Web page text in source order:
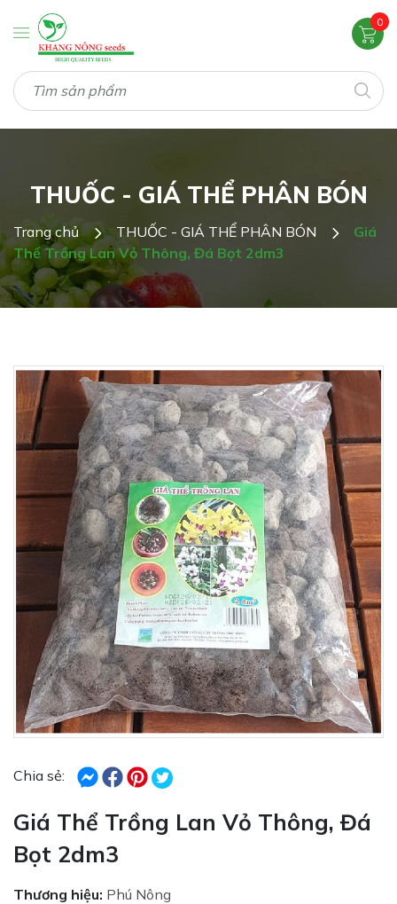
0
THUỐC - GIÁ THỂ PHÂN BÓN
Trang chủ THUỐC - GIÁ THỂ PHÂN BÓN
Giá
Thể Trồng Lan Vỏ Thông, Đá Bọt 2dm3
Chia sẻ:
Giá Thể Trồng Lan Vỏ Thông, Đá
Bọt 2dm3
Thương hiệu: Phú Nông